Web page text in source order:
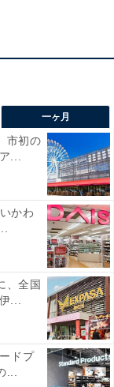
一ヶ月
市初の
...
かわ
、全国
...
ドプ
...